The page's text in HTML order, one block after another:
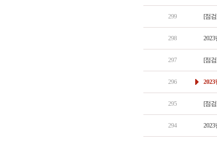
299 [점
298 2023
297 [점
296 2023
295 [점
294 2023